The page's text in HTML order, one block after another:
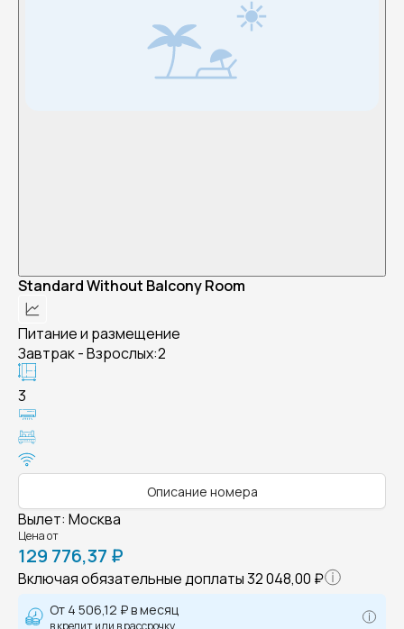
Standard Without Balcony Room
Питание и размещение
Завтрак - Взрослых:2
3
Описание номера
Вылет: Москва
Цена от
129 776,37 ₽
Включая обязательные доплаты32 048,00 ₽
От 4 506,12 ₽в месяц
в кредит или в рассрочку